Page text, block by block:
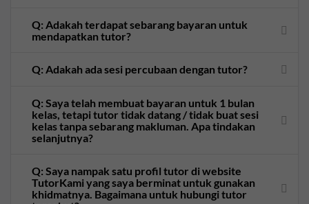
Q: Adakah terdapat sebarang bayaran untuk
mendapatkan tutor?
Q: Adakah ada sesi percubaan dengan tutor?
Q: Saya telah membuat bayaran untuk 1 bulan
kelas, tetapi tutor tidak datang / tidak buat sesi
kelas tanpa sebarang makluman. Apa tindakan
selanjutnya?
Q: Saya nampak satu profil tutor di website
TutorKami yang saya berminat untuk gunakan
khidmatnya. Bagaimana untuk hubungi tutor